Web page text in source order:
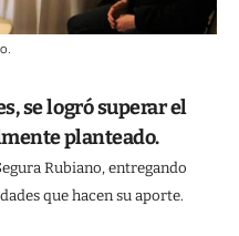
se logró superar el
planteado.
Rubiano, entregando
que hacen su aporte.